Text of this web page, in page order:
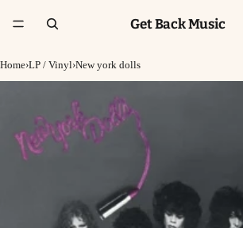
Get Back Music
Home›LP / Vinyl›New york dolls